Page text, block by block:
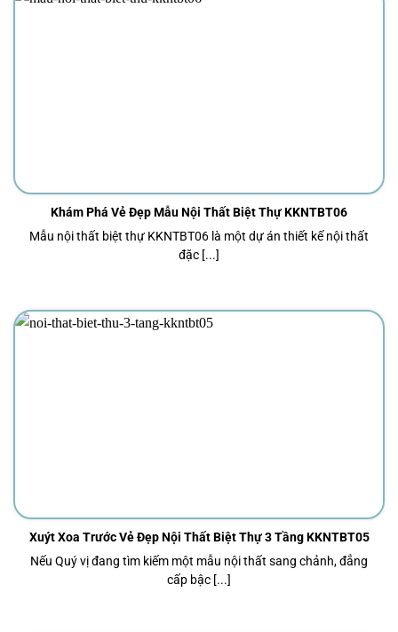
Khám Phá Vẻ Đẹp Mẫu Nội Thất Biệt Thự KKNTBT06
Mẫu nội thất biệt thự KKNTBT06 là một dự án thiết kế nội thất
đặc [...]
Xuýt Xoa Trước Vẻ Đẹp Nội Thất Biệt Thự 3 Tầng KKNTBT05
Nếu Quý vị đang tìm kiếm một mẫu nội thất sang chảnh, đẳng
cấp bậc [...]